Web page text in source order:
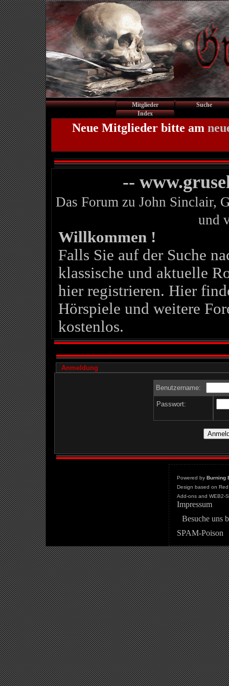
Mitglieder
Suche
Index
Neue Mitglieder bitte am
--
Das Forum zu John Sinclair,
und
Willkommen !
Falls Sie auf der Suche
klassische und aktuelle
hier registrieren. Hier
Hörspiele und weitere
kostenlos.
Anmeldung
Benutzername:
Passwort:
Powered by Burning
Design based on
Add-ons and WEB2-
Impressum
Besuche uns
SPAM-Poison